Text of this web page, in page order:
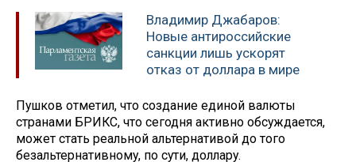
Владимир Джабаров:
Новые антироссийские
санкции лишь ускорят
отказ от доллара в мире
Пушков отметил, что создание единой валюты
странами БРИКС, что сегодня активно обсуждается,
может стать реальной альтернативой до того
безальтернативному, по сути, доллару.